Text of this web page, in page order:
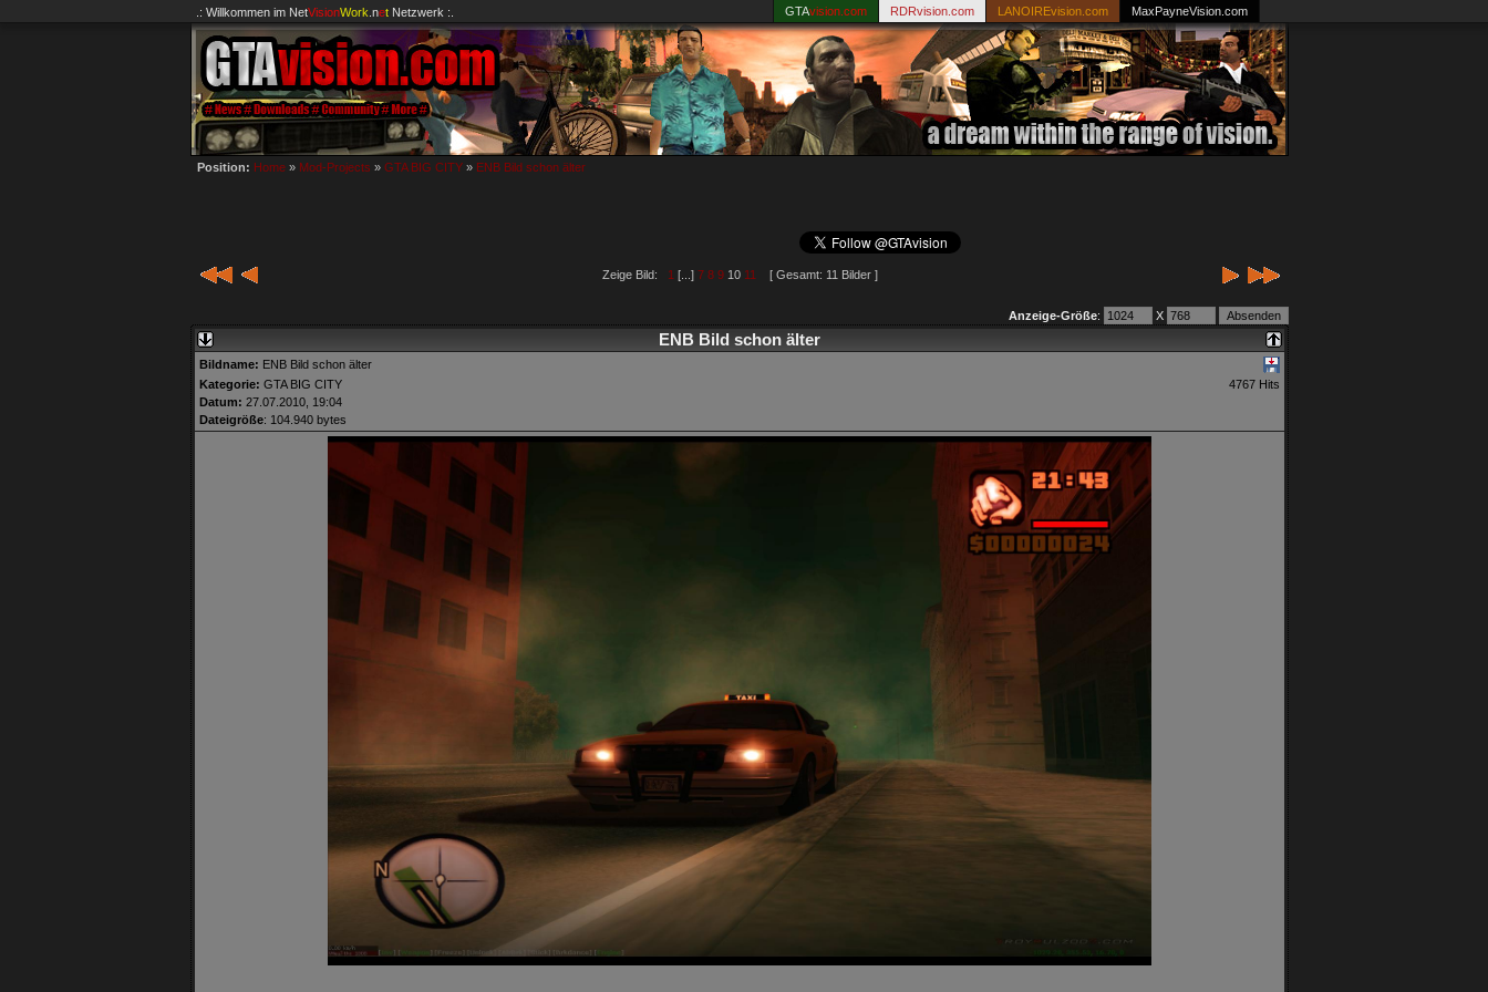
.: Willkommen im NetVisionWork .net Netzwerk :. GTAvision.com RDRvision.com LANOIREvision.com MaxPayneVision.com
Position: Home » Mod-Projects » GTA BIG CITY » ENB Bild schon älter
Zeige Bild: 1 [...] 7 8 910 11 [ Gesamt: 11 Bilder ]
Anzeige-Größe: X
ENB Bild schon älter
Bildname: ENB Bild schon älter
Kategorie: GTA BIG CITY
4767 Hits
Datum: 27.07.2010, 19:04
Dateigröße: 104.940 bytes